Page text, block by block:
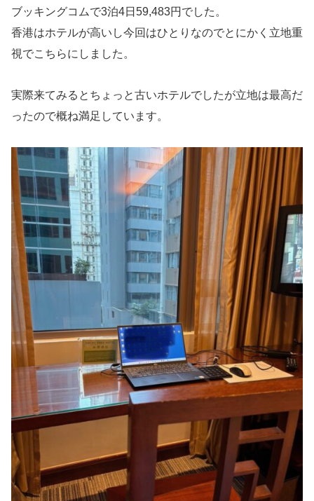
ブッキングコムで3泊4日59,483円でした。
香港はホテルが高いし今回はひとりなのでとにかく立地重
視でこちらにしました。
実際来てみるとちょっと古いホテルでしたが立地は最高だ
ったので概ね満足しています。